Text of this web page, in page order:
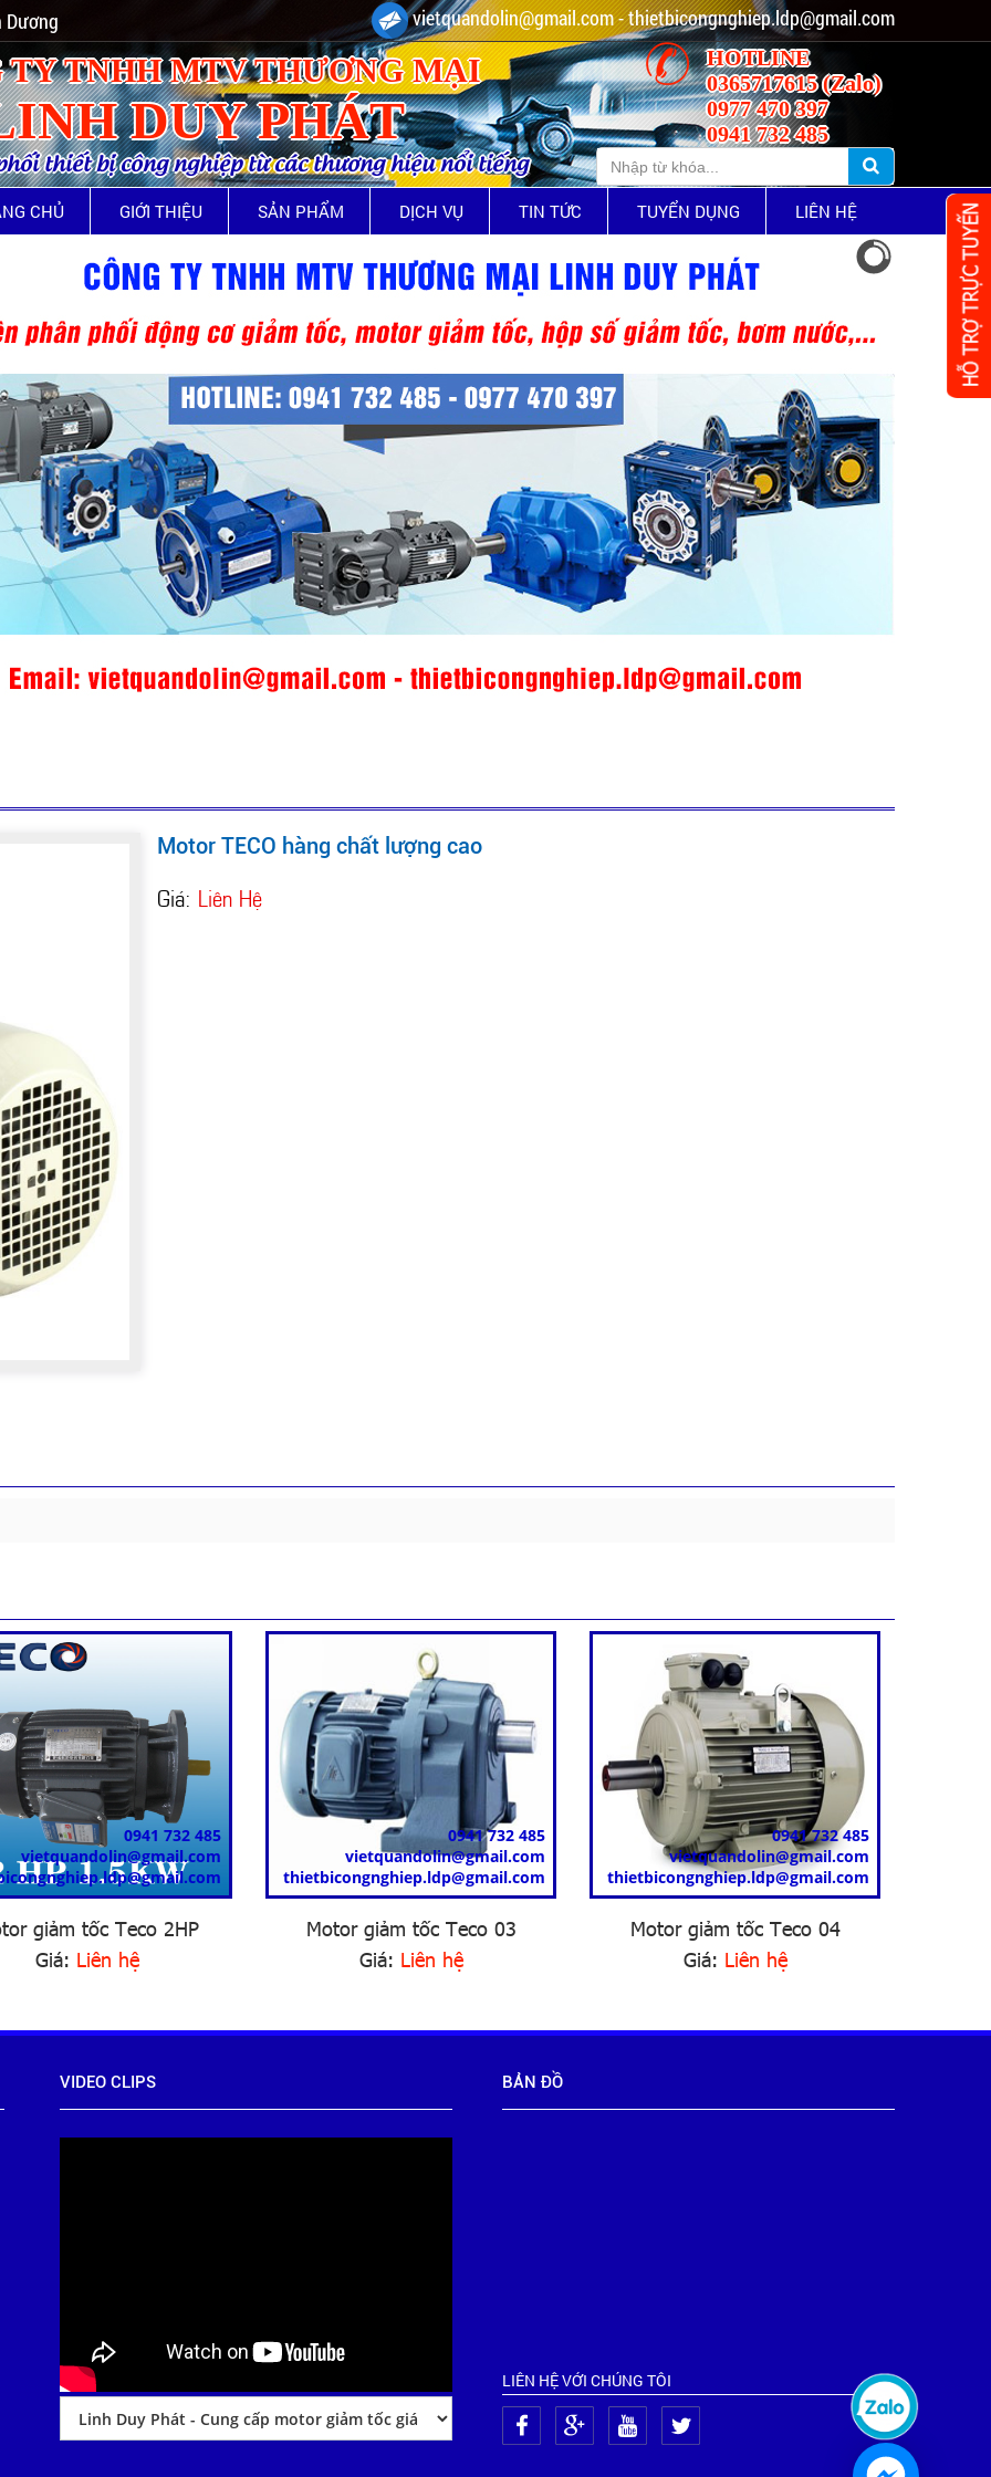
Dương vietquandolin@gmail.com - thietbicongnghiep.ldp@gmail.com
TY TNHH MTV THƯƠNG MẠI
DUY PHÁT
thiết bị công nghiệp từ các thương hiệu nổi tiếng
HOTLINE
0365717615 (Zalo)
0977 470 397
0941 732 485
CHỦ GIỚI THIỆU SẢN PHẨM DỊCH VỤ TIN TỨC TUYỂN DỤNG LIÊN HỆ
Motor TECO hàng chất lượng cao
Giá: Liên Hệ
0941 732 485
vietquandolin@gmail.com
giảm tốc Teco 2HP
Giá: Liên hệ
0941 732 485
vietquandolin@gmail.com
thietbicongnghiep.ldp@gmail.com
Motor giảm tốc Teco 03
Giá: Liên hệ
0941 732 485
vietquandolin@gmail.com
thietbicongnghiep.ldp@gmail.com
Motor giảm tốc Teco 04
Giá: Liên hệ
VIDEO CLIPS BẢN ĐỒ
LIÊN HỆ VỚI CHÚNG TÔI